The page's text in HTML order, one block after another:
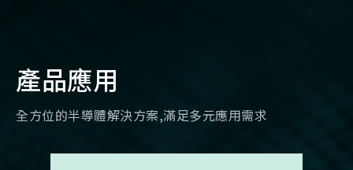
產品應用
全方位的半導體解決方案,滿足多元應用需求